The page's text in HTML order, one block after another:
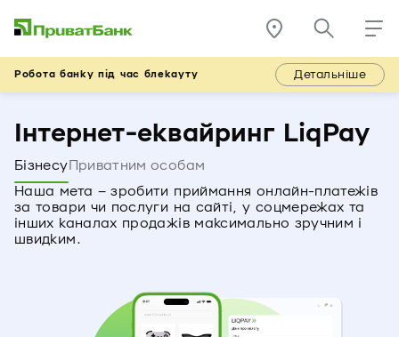
Робота банку під час блекауту Детальніше
Інтернет-еквайринг LiqPay
БізнесуПриватним особам
Наша мета – зробити приймання онлайн-платежів
за товари чи послуги на сайті, у соцмережах та
інших каналах продажів максимально зручним і
швидким.